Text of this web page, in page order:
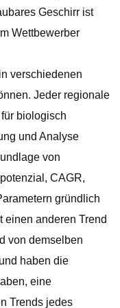
Geschirr ist
Wettbewerber
verschiedenen
Jeder regionale
biologisch
und Analyse
von
CAGR,
gründlich
einen anderen Trend
von demselben
haben die
eine
Trends jedes